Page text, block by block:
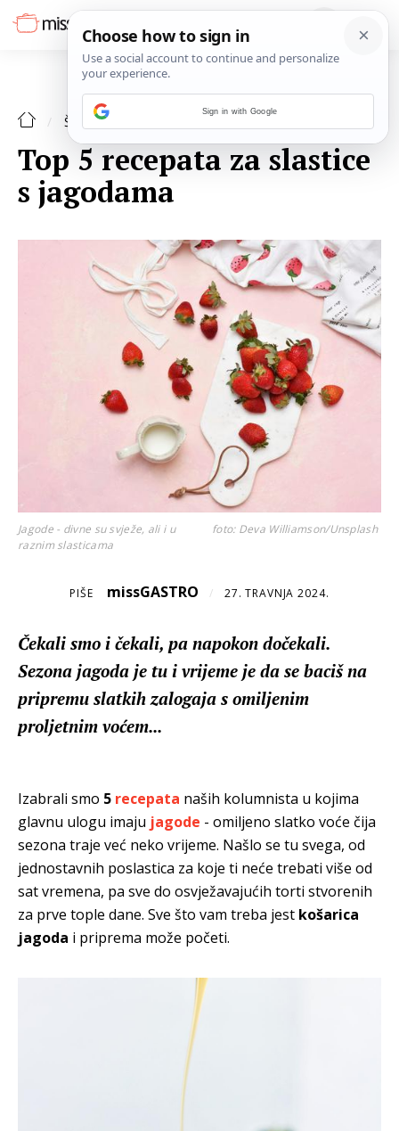
ŠPAJZA
Top 5 recepata za slastice
s jagodama
Jagode - divne su svježe, ali i u
raznim slasticama
foto: Deva Williamson/Unsplash
PIŠE missGASTRO / 27. TRAVNJA 2024.
Čekali smo i čekali, pa napokon dočekali.
Sezona jagoda je tu i vrijeme je da se baciš na
pripremu slatkih zalogaja s omiljenim
proljetnim voćem...
Izabrali smo 5 recepata naših kolumnista u kojima
glavnu ulogu imaju jagode - omiljeno slatko voće čija
sezona traje već neko vrijeme. Našlo se tu svega, od
jednostavnih poslastica za koje ti neće trebati više od
sat vremena, pa sve do osvježavajućih torti stvorenih
za prve tople dane. Sve što vam treba jest košarica
jagoda i priprema može početi.
Sign in with Google